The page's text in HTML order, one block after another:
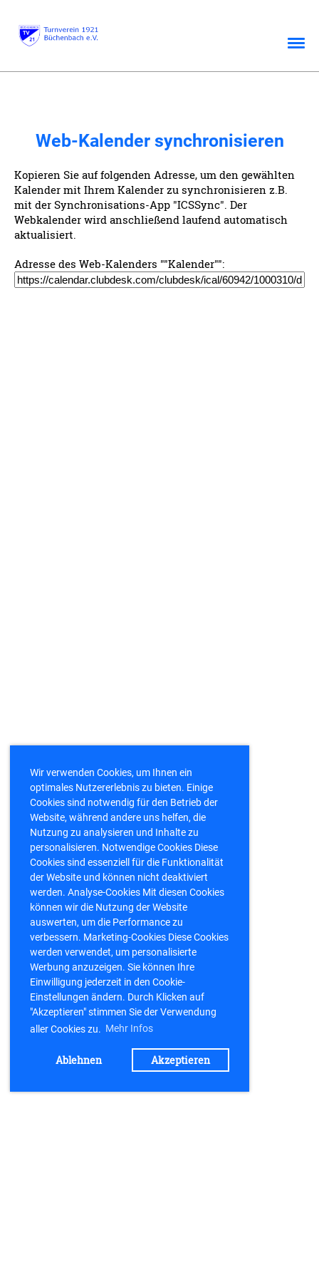
Wir verwenden Cookies, um Ihnen ein
optimales Nutzererlebnis zu bieten. Einige
Cookies sind notwendig für den Betrieb der
Website, während andere uns helfen, die
Nutzung zu analysieren und Inhalte zu
personalisieren. Notwendige Cookies Diese
Cookies sind essenziell für die Funktionalität
der Website und können nicht deaktiviert
werden. Analyse-Cookies Mit diesen Cookies
können wir die Nutzung der Website
auswerten, um die Performance zu
verbessern. Marketing-Cookies Diese Cookies
werden verwendet, um personalisierte
Werbung anzuzeigen. Sie können Ihre
Einwilligung jederzeit in den Cookie-
Einstellungen ändern. Durch Klicken auf
"Akzeptieren" stimmen Sie der Verwendung
aller Cookies zu. Mehr Infos
Ablehnen Akzeptieren
Web-Kalender synchronisieren
Kopieren Sie auf folgenden Adresse, um den gewählten
Kalender mit Ihrem Kalender zu synchronisieren z.B.
mit der Synchronisations-App "ICSSync". Der
Webkalender wird anschließend laufend automatisch
aktualisiert.
Adresse des Web-Kalenders ""Kalender"":